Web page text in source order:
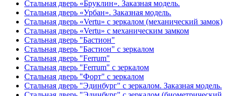
Стальная дверь «Бруклин». Заказная модель.
Стальная дверь «Урбан». Заказная модель.
Стальная дверь «Vertu» с зеркалом (механический замок)
Стальная дверь «Vertu» с механическим замком
Стальная дверь "Бастион"
Стальная дверь "Бастион" с зеркалом
Стальная дверь "Ferrum"
Стальная дверь "Ferrum" с зеркалом
Стальная дверь "Форт" с зеркалом
Стальная дверь "Эдинбург" с зеркалом. Заказная модель.